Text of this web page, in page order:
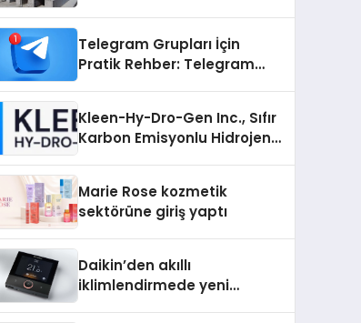
Telegram Grupları İçin
Pratik Rehber: Telegram
Kleen-Hy-Dro-Gen Inc., Sıfır
Karbon Emisyonlu Hidrojen
Aldı
Marie Rose kozmetik
sektörüne giriş yaptı
Daikin’den akıllı
iklimlendirmede yeni